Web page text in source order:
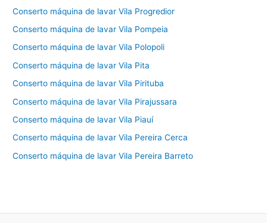
Conserto máquina de lavar Vila Progredior
Conserto máquina de lavar Vila Pompeia
Conserto máquina de lavar Vila Polopoli
Conserto máquina de lavar Vila Pita
Conserto máquina de lavar Vila Pirituba
Conserto máquina de lavar Vila Pirajussara
Conserto máquina de lavar Vila Piauí
Conserto máquina de lavar Vila Pereira Cerca
Conserto máquina de lavar Vila Pereira Barreto